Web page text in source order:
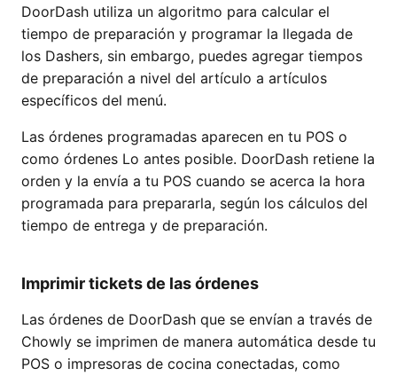
DoorDash utiliza un algoritmo para calcular el
tiempo de preparación y programar la llegada de
los Dashers, sin embargo, puedes agregar tiempos
de preparación a nivel del artículo a artículos
específicos del menú.
Las órdenes programadas aparecen en tu POS o
como órdenes Lo antes posible. DoorDash retiene la
orden y la envía a tu POS cuando se acerca la hora
programada para prepararla, según los cálculos del
tiempo de entrega y de preparación.
Imprimir tickets de las órdenes
Las órdenes de DoorDash que se envían a través de
Chowly se imprimen de manera automática desde tu
POS o impresoras de cocina conectadas, como